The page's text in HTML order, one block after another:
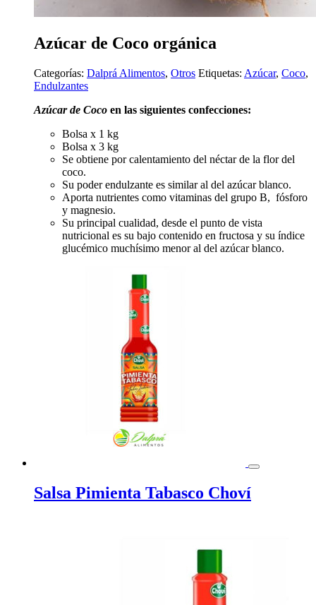
Azúcar de Coco orgánica
Categorías: Dalprá Alimentos, Otros Etiquetas: Azúcar, Coco,
Endulzantes
Azúcar de Coco en las siguientes confecciones:
Bolsa x 1 kg
Bolsa x 3 kg
Se obtiene por calentamiento del néctar de la flor del
coco.
Su poder endulzante es similar al del azúcar blanco.
Aporta nutrientes como vitaminas del grupo B, fósforo
y magnesio.
Su principal cualidad, desde el punto de vista
nutricional es su bajo contenido en fructosa y su índice
glucémico muchísimo menor al del azúcar blanco.
Salsa Pimienta Tabasco Choví